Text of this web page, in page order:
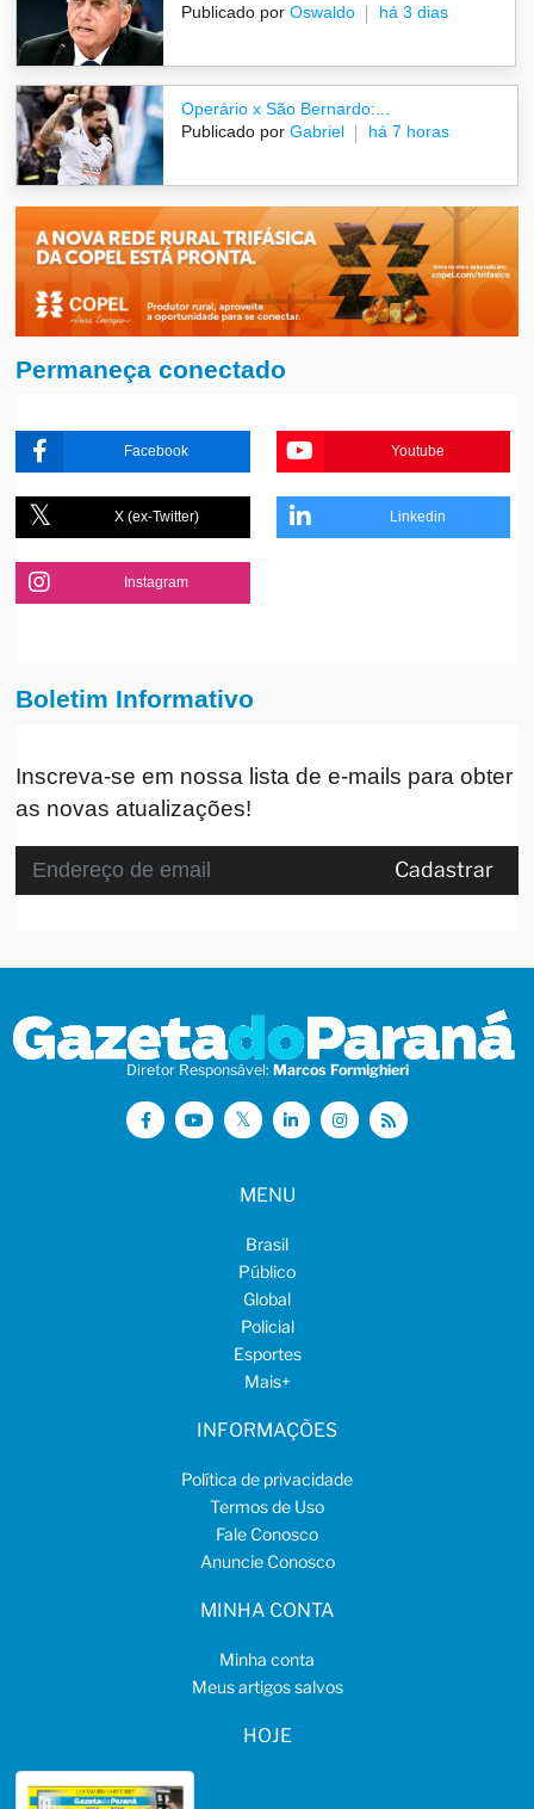
Publicado por Oswaldo há 3 dias
Operário x São Bernardo:...
Publicado por Gabriel há 7 horas
Permaneça conectado
Facebook Youtube
X (ex-Twitter) Linkedin
Instagram
Boletim Informativo
Inscreva-se em nossa lista de e-mails para obter
as novas atualizações!
Cadastrar
Diretor Responsável: Marcos Formighieri
MENU
Brasil
Público
Global
Policial
Esportes
Mais+
INFORMAÇÕES
Política de privacidade
Termos de Uso
Fale Conosco
Anuncie Conosco
MINHA CONTA
Minha conta
Meus artigos salvos
HOJE